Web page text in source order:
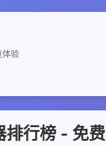
体验
行榜 - 免